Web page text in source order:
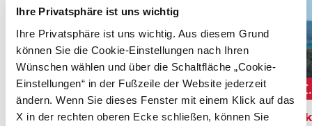
Ihre Privatsphäre ist uns wichtig
Ihre Privatsphäre ist uns wichtig. Aus diesem Grund
können Sie die Cookie-Einstellungen nach Ihren
Wünschen wählen und über die Schaltfläche „Cookie-
Einstellungen“ in der Fußzeile der Website jederzeit
ändern. Wenn Sie dieses Fenster mit einem Klick auf das
X in der rechten oberen Ecke schließen, können Sie
music_note MUSIK
Musikwoche
FOLKLORE
Der Palio von Siena